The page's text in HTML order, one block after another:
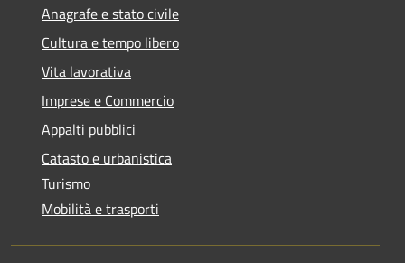
Anagrafe e stato civile
Cultura e tempo libero
Vita lavorativa
Imprese e Commercio
Appalti pubblici
Catasto e urbanistica
Turismo
Mobilità e trasporti